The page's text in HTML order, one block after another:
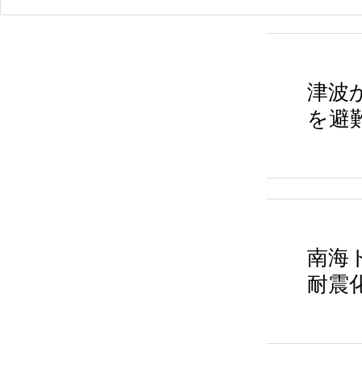
津波
を避
南海
耐震